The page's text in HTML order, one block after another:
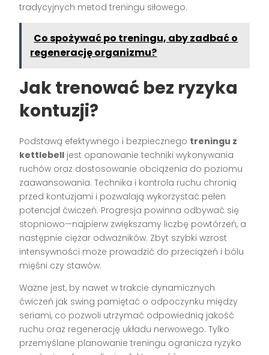
tradycyjnych metod treningu siłowego.
Co spożywać po treningu, aby zadbać o
regenerację organizmu?
Jak trenować bez ryzyka
kontuzji?
Podstawą efektywnego i bezpiecznego treningu z
kettlebell jest opanowanie techniki wykonywania
ruchów oraz dostosowanie obciążenia do poziomu
zaawansowania. Technika i kontrola ruchu chronią
przed kontuzjami i pozwalają wykorzystać pełen
potencjał ćwiczeń. Progresja powinna odbywać się
stopniowo—najpierw zwiększamy liczbę powtórzeń, a
następnie ciężar odważników. Zbyt szybki wzrost
intensywności może prowadzić do przeciążeń i bólu
mięśni czy stawów.
Ważne jest, by nawet w trakcie dynamicznych
ćwiczeń jak swing pamiętać o odpoczynku między
seriami, co pozwoli utrzymać odpowiednią jakość
ruchu oraz regenerację układu nerwowego. Tylko
przemyślane planowanie treningu ogranicza ryzyko